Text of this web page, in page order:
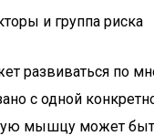
и группа риска
развиваться по
с одной
мышцу может